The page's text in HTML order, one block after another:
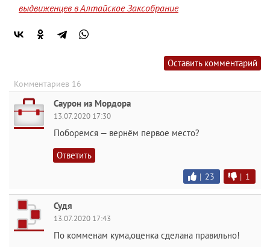
выдвиженцев в Алтайское Заксобрание
Оставить комментарий
Комментариев 16
Саурон из Мордора
13.07.2020 17:30
Поборемся — вернём первое место?
Ответить
| 23 | 1
Судя
13.07.2020 17:43
По комменам кума,оценка сделана правильно!